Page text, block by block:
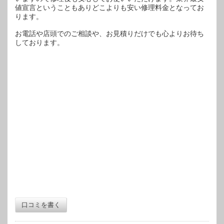
値宣言ということもありどこよりも安い修理料金となってお
ります。
お電話や店頭でのご相談や、お見積りだけでも心よりお待ち
しております。
口コミを書く